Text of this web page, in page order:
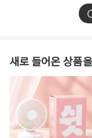
새로 들어온 상품